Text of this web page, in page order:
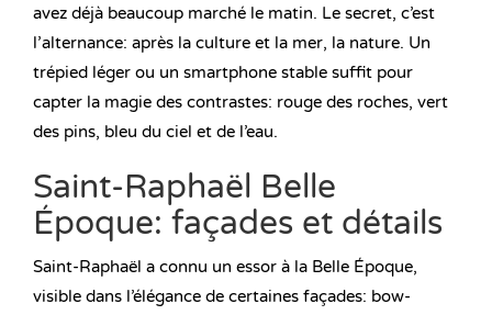
avez déjà beaucoup marché le matin. Le secret, c’est
l’alternance: après la culture et la mer, la nature. Un
trépied léger ou un smartphone stable suffit pour
capter la magie des contrastes: rouge des roches, vert
des pins, bleu du ciel et de l’eau.
Saint-Raphaël Belle
Époque: façades et détails
Saint-Raphaël a connu un essor à la Belle Époque,
visible dans l’élégance de certaines façades: bow-